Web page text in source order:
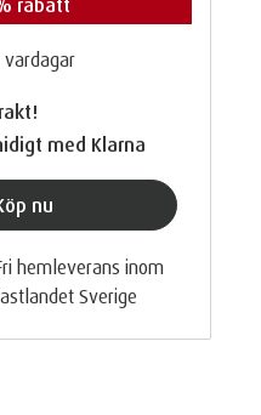
rabatt
vardagar
med Klarna
Köp nu
hemleverans inom
Sverige